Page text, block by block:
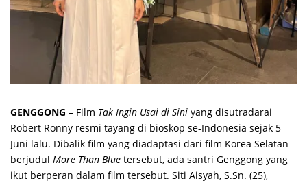
GENGGONG – Film Tak Ingin Usai di Sini yang disutradarai
Robert Ronny resmi tayang di bioskop se-Indonesia sejak 5
Juni lalu. Dibalik film yang diadaptasi dari film Korea Selatan
berjudul More Than Blue tersebut, ada santri Genggong yang
ikut berperan dalam film tersebut. Siti Aisyah, S.Sn. (25),